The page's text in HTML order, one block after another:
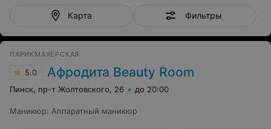
Карта Фильтры
ПАРИКМАХЕРСКАЯ
5.0 Афродита Beauty Room
Пинск, пр-т Жолтовского, 26 до 20:00
Маникюр: Аппаратный маникюр